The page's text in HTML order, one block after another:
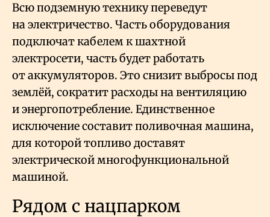
Всю подземную технику переведут
на электричество. Часть оборудования
подключат кабелем к шахтной
электросети, часть будет работать
от аккумуляторов. Это снизит выбросы под
землёй, сократит расходы на вентиляцию
и энергопотребление. Единственное
исключение составит поливочная машина,
для которой топливо доставят
электрической многофункциональной
машиной.
Рядом с нацпарком